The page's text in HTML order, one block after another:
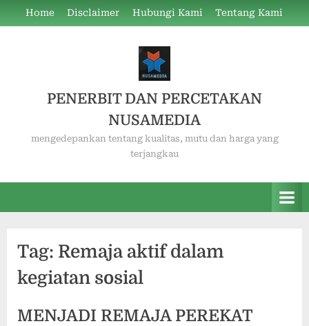
to
Home Disclaimer Hubungi Kami Tentang Kami
PENERBIT DAN PERCETAKAN
NUSAMEDIA
mengedepankan tentang kualitas, mutu dan harga yang
terjangkau
Tag: Remaja aktif dalam
kegiatan sosial
MENJADI REMAJA PEREKAT